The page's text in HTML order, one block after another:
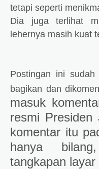
tetapi seperti
Dia juga terlihat
lehernya masih kuat
Postingan ini
bagikan dan
masuk
resmi Presiden
komentar itu
hanya
tangkapan